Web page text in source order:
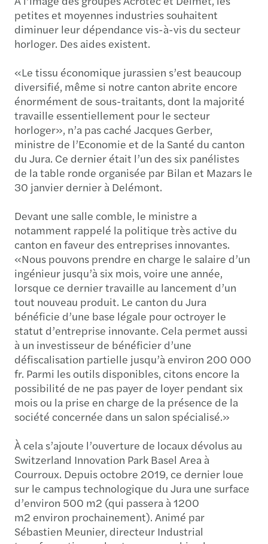
petites et moyennes industries souhaitent
diminuer leur dépendance vis-à-vis du secteur
horloger. Des aides existent.
«Le tissu économique jurassien s’est beaucoup
diversifié, même si notre canton abrite encore
énormément de sous-traitants, dont la majorité
travaille essentiellement pour le secteur
horloger», n’a pas caché Jacques Gerber,
ministre de l’Economie et de la Santé du canton
du Jura. Ce dernier était l’un des six panélistes
de la table ronde organisée par Bilan et Mazars le
30 janvier dernier à Delémont.
Devant une salle comble, le ministre a
notamment rappelé la politique très active du
canton en faveur des entreprises innovantes.
«Nous pouvons prendre en charge le salaire d’un
ingénieur jusqu’à six mois, voire une année,
lorsque ce dernier travaille au lancement d’un
tout nouveau produit. Le canton du Jura
bénéficie d’une base légale pour octroyer le
statut d’entreprise innovante. Cela permet aussi
à un investisseur de bénéficier d’une
défiscalisation partielle jusqu’à environ 200 000
fr. Parmi les outils disponibles, citons encore la
possibilité de ne pas payer de loyer pendant six
mois ou la prise en charge de la présence de la
société concernée dans un salon spécialisé.»
À cela s’ajoute l’ouverture de locaux dévolus au
Switzerland Innovation Park Basel Area à
Courroux. Depuis octobre 2019, ce dernier loue
sur le campus technologique du Jura une surface
d’environ 500 m2 (qui passera à 1200
m2 environ prochainement). Animé par
Sébastien Meunier, directeur Industrial